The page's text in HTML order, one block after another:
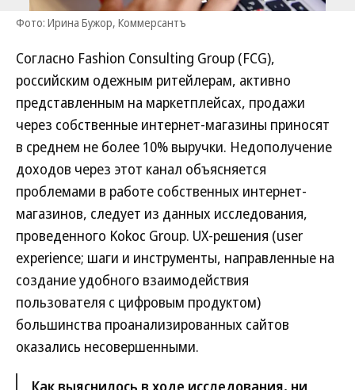
Фото: Ирина Бужор, Коммерсантъ
Согласно Fashion Consulting Group (FCG),
российским одежным ритейлерам, активно
представленным на маркетплейсах, продажи
через собственные интернет-магазины приносят
в среднем не более 10% выручки. Недополучение
доходов через этот канал объясняется
проблемами в работе собственных интернет-
магазинов, следует из данных исследования,
проведенного Kokoc Group. UX-решения (user
experience; шаги и инструменты, направленные на
создание удобного взаимодействия
пользователя с цифровым продуктом)
большинства проанализированных сайтов
оказались несовершенными.
Как выяснилось в ходе исследования, ни